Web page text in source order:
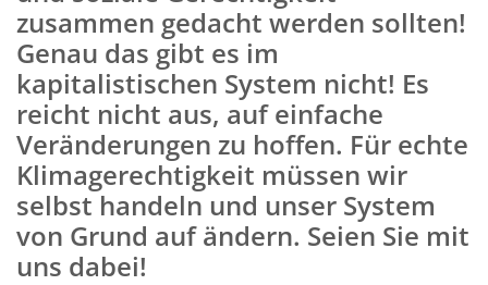
zusammen gedacht werden sollten!
Genau das gibt es im
kapitalistischen System nicht! Es
reicht nicht aus, auf einfache
Veränderungen zu hoffen. Für echte
Klimagerechtigkeit müssen wir
selbst handeln und unser System
von Grund auf ändern. Seien Sie mit
uns dabei!